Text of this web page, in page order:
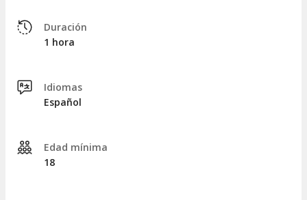
Duración
1 hora
Idiomas
Español
Edad mínima
18